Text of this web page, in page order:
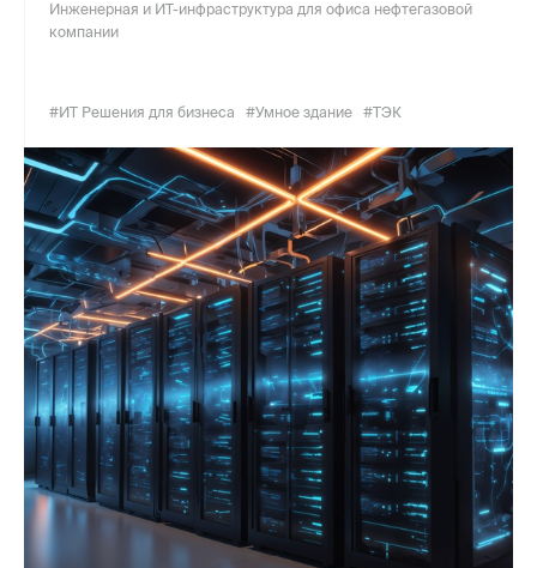
Инженерная и ИТ-инфраструктура для офиса нефтегазовой
компании
#ИТ Решения для бизнеса #Умное здание #ТЭК